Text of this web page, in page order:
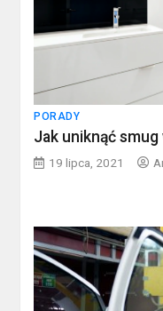
PORADY
Jak uniknąć
19 lipca, 2021